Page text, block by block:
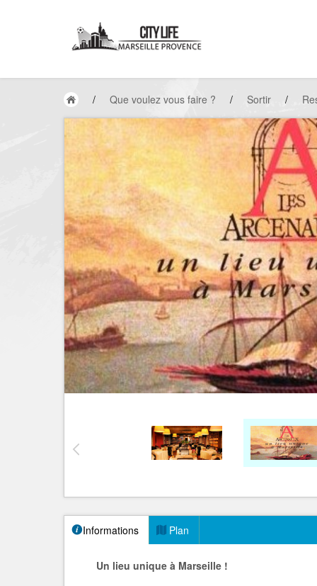
/ Que voulez vous faire ? / Sortir /
Informations Plan
Un lieu unique à Marseille !